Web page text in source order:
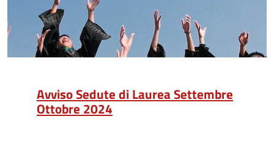
Avviso Sedute di Laurea Settembre
Ottobre 2024